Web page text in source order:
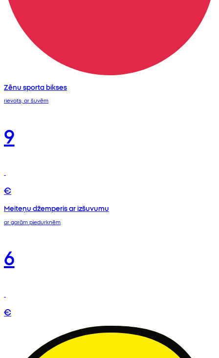
Zēnu sporta bikses
rievots, ar šuvēm
9
€
Meiteņu džemperis ar izšuvumu
ar garām piedurknēm
6
€